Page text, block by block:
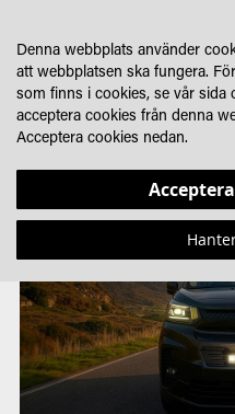
INNEHÅLLET
slutet
bildgalleriet
början
bildgalleriet
Denna webbplats använder
att webbplatsen ska fungera.
som finns i cookies, se vår sida
acceptera cookies från denna
Acceptera cookies nedan.